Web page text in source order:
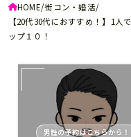
HOME 街コン・婚活
【20代30代におすすめ！】1
ップ１０！
男性の予約はこちらから！